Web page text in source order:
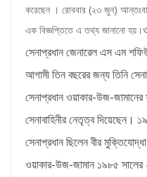
করেছেন । রোববার (২৩ জুন)
এক বিজ্ঞপ্তিতে এ তথ্য জানানো হয়।
সেনাপ্রধান জেনারেল এস এম
আগামী তিন বছরের জন্য তিনি
সেনাপ্রধান ওয়াকার-উজ-
সেনাবাহিনীর নেতৃত্ব দিয়েছেন।
সেনাপ্রধান ছিলেন বীর
ওয়াকার-উজ-জামান ১৯৮৫ সালের